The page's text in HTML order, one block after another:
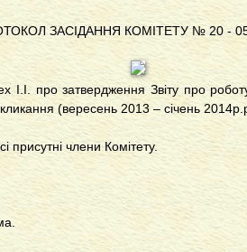
ЗАСІДАННЯ КОМІТЕТУ № 20 -
про затвердження Звіту про роботу
(вересень 2013 – січень
присутні члени Комітету.